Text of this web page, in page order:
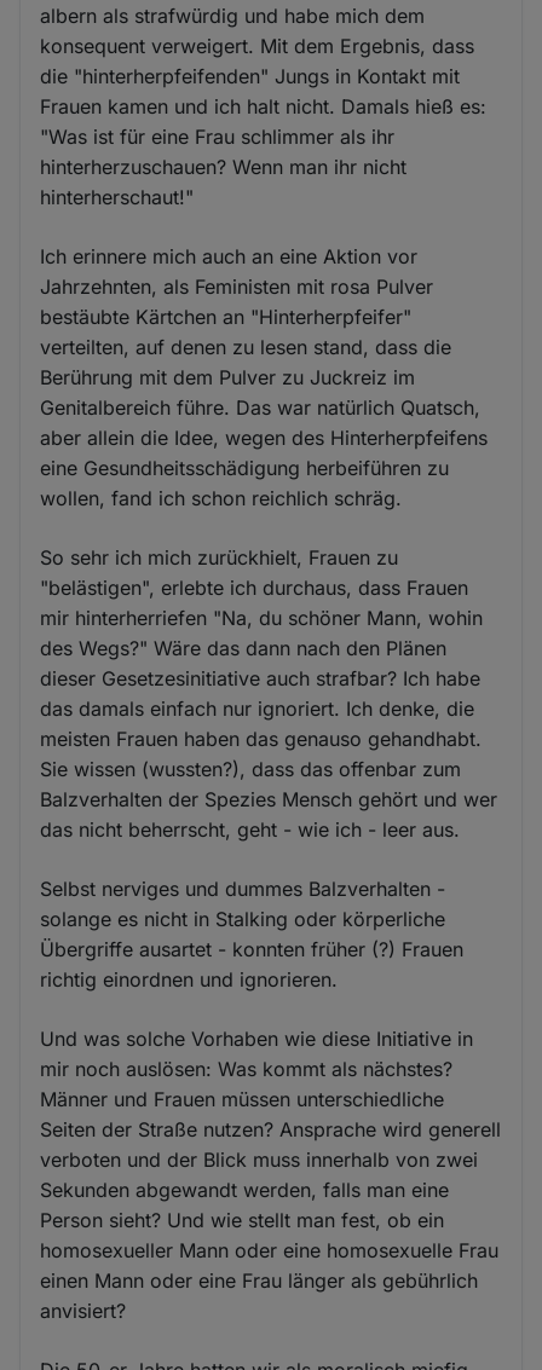
albern als strafwürdig und habe mich dem
konsequent verweigert. Mit dem Ergebnis, dass
die "hinterherpfeifenden" Jungs in Kontakt mit
Frauen kamen und ich halt nicht. Damals hieß es:
"Was ist für eine Frau schlimmer als ihr
hinterherzuschauen? Wenn man ihr nicht
hinterherschaut!"
Ich erinnere mich auch an eine Aktion vor
Jahrzehnten, als Feministen mit rosa Pulver
bestäubte Kärtchen an "Hinterherpfeifer"
verteilten, auf denen zu lesen stand, dass die
Berührung mit dem Pulver zu Juckreiz im
Genitalbereich führe. Das war natürlich Quatsch,
aber allein die Idee, wegen des Hinterherpfeifens
eine Gesundheitsschädigung herbeiführen zu
wollen, fand ich schon reichlich schräg.
So sehr ich mich zurückhielt, Frauen zu
"belästigen", erlebte ich durchaus, dass Frauen
mir hinterherriefen "Na, du schöner Mann, wohin
des Wegs?" Wäre das dann nach den Plänen
dieser Gesetzesinitiative auch strafbar? Ich habe
das damals einfach nur ignoriert. Ich denke, die
meisten Frauen haben das genauso gehandhabt.
Sie wissen (wussten?), dass das offenbar zum
Balzverhalten der Spezies Mensch gehört und wer
das nicht beherrscht, geht - wie ich - leer aus.
Selbst nerviges und dummes Balzverhalten -
solange es nicht in Stalking oder körperliche
Übergriffe ausartet - konnten früher (?) Frauen
richtig einordnen und ignorieren.
Und was solche Vorhaben wie diese Initiative in
mir noch auslösen: Was kommt als nächstes?
Männer und Frauen müssen unterschiedliche
Seiten der Straße nutzen? Ansprache wird generell
verboten und der Blick muss innerhalb von zwei
Sekunden abgewandt werden, falls man eine
Person sieht? Und wie stellt man fest, ob ein
homosexueller Mann oder eine homosexuelle Frau
einen Mann oder eine Frau länger als gebührlich
anvisiert?